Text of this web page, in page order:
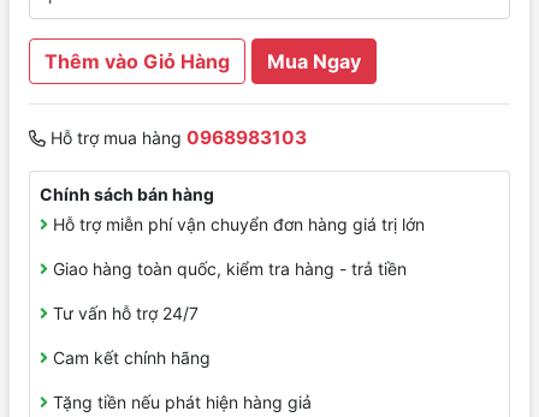
Thêm vào Giỏ Hàng Mua Ngay
Hỗ trợ mua hàng 0968983103
Chính sách bán hàng
Hỗ trợ miễn phí vận chuyển đơn hàng giá trị lớn
Giao hàng toàn quốc, kiểm tra hàng - trả tiền
Tư vấn hỗ trợ 24/7
Cam kết chính hãng
Tặng tiền nếu phát hiện hàng giả